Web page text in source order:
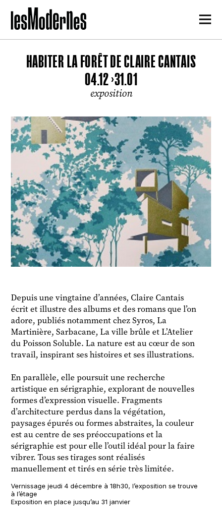
HABITER LA FORÊT DE CLAIRE CANTAIS
04.12 >31.01
exposition
Depuis une vingtaine d’années, Claire Cantais
écrit et illustre des albums et des romans que l’on
adore, publiés notamment chez Syros, La
Martinière, Sarbacane, La ville brûle et L’Atelier
du Poisson Soluble. La nature est au cœur de son
travail, inspirant ses histoires et ses illustrations.
En parallèle, elle poursuit une recherche
artistique en sérigraphie, explorant de nouvelles
formes d’expression visuelle. Fragments
d’architecture perdus dans la végétation,
paysages épurés ou formes abstraites, la couleur
est au centre de ses préoccupations et la
sérigraphie est pour elle l’outil idéal pour la faire
vibrer. Tous ses tirages sont réalisés
manuellement et tirés en série très limitée.
Vernissage jeudi 4 décembre à 18h30, l’exposition se trouve
à l’étage
Exposition en place jusqu’au 31 janvier